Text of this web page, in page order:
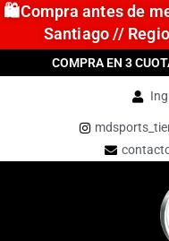
🛍️Compra antes de
Santiago //
COMPRA EN 3